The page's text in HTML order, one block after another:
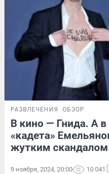
РАЗВЛЕЧЕНИЯ ОБЗОР
В кино — Гнида. А
«кадета»
жутким скандалом
9 ноября, 2024, 20:00 10 041